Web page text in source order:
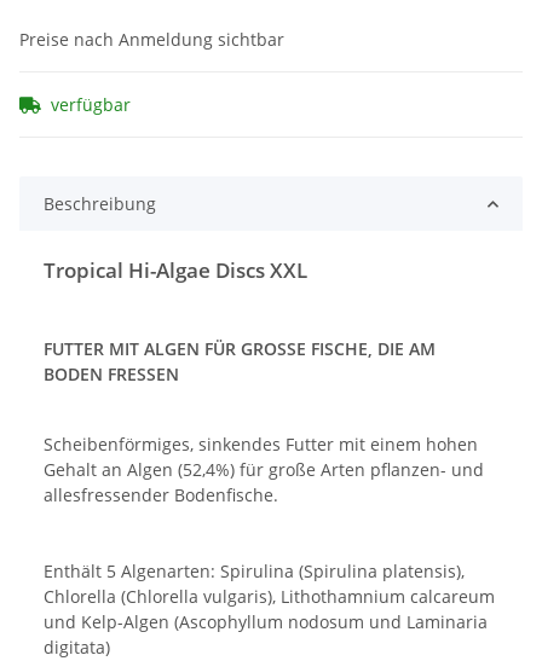
Preise nach Anmeldung sichtbar
verfügbar
Beschreibung
Tropical Hi-Algae Discs XXL
FUTTER MIT ALGEN FÜR GROSSE FISCHE, DIE AM
BODEN FRESSEN
Scheibenförmiges, sinkendes Futter mit einem hohen
Gehalt an Algen (52,4%) für große Arten pflanzen- und
allesfressender Bodenfische.
Enthält 5 Algenarten: Spirulina (Spirulina platensis),
Chlorella (Chlorella vulgaris), Lithothamnium calcareum
und Kelp-Algen (Ascophyllum nodosum und Laminaria
digitata)